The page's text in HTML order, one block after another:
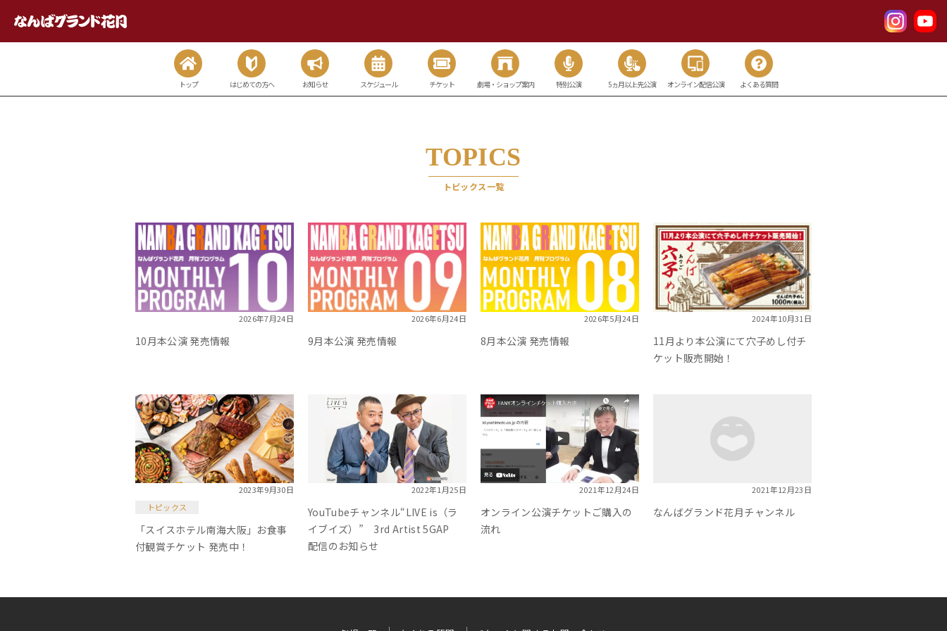
トップ はじめての方へ お知らせ スケジュール チケット 劇場・ショップ案内 特別公演 5ヵ月以上先公演 オンライン配信公演 よくある質問
TOPICS
トピックス一覧
2026年7月24日
10月本公演 発売情報
2026年6月24日
9月本公演 発売情報
2026年5月24日
8月本公演 発売情報
2024年10月31日
11月より本公演にて穴子めし付チ
ケット販売開始！
2023年9月30日
トピックス
「スイスホテル南海大阪」お食事
付観賞チケット 発売中！
2022年1月25日
YouTubeチャンネル“LIVE is（ラ
イブイズ）” 3rd Artist 5GAP
配信のお知らせ
2021年12月24日
オンライン公演チケットご購入の
流れ
2021年12月23日
なんばグランド花月チャンネル